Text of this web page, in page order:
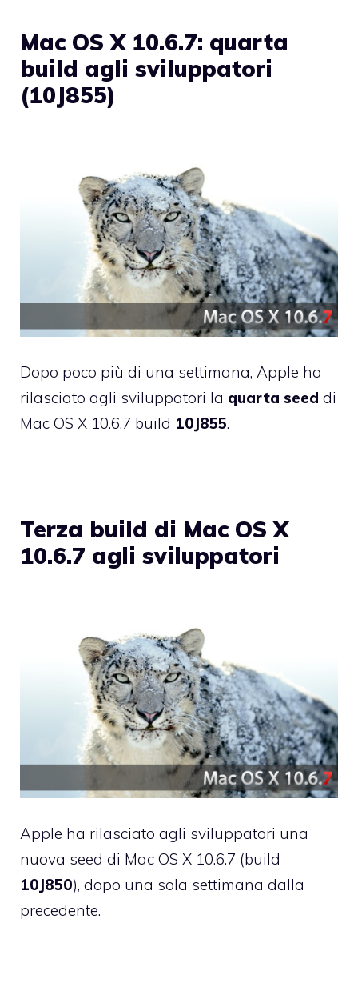
Mac OS X 10.6.7: quarta
build agli sviluppatori
(10J855)
Dopo poco più di una settimana, Apple ha
rilasciato agli sviluppatori la quarta seed di
Mac OS X 10.6.7 build 10J855.
Terza build di Mac OS X
10.6.7 agli sviluppatori
Apple ha rilasciato agli sviluppatori una
nuova seed di Mac OS X 10.6.7 (build
10J850), dopo una sola settimana dalla
precedente.